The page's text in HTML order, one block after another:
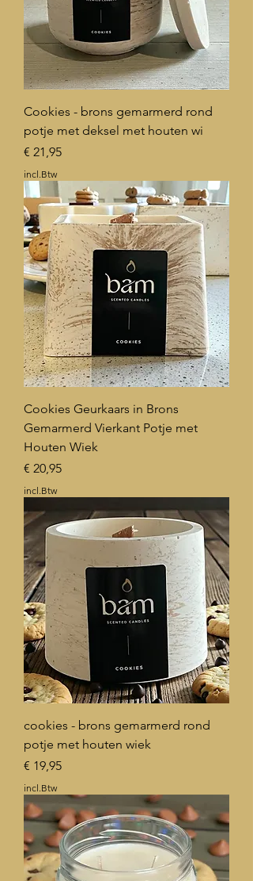
Cookies - brons gemarmerd rond
potje met deksel met houten wi
Prijs
€ 21,95
incl.Btw
Cookies Geurkaars in Brons
Gemarmerd Vierkant Potje met
Houten Wiek
Prijs
€ 20,95
incl.Btw
cookies - brons gemarmerd rond
potje met houten wiek
Prijs
€ 19,95
incl.Btw